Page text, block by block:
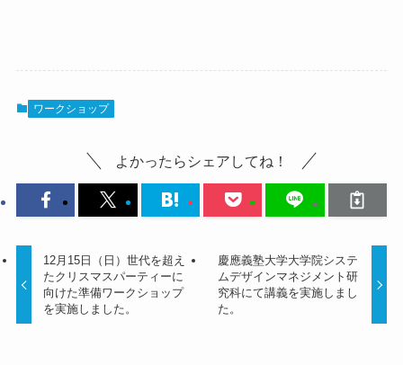
ワークショップ
よかったらシェアしてね！
12月15日（日）世代を超え
たクリスマスパーティーに
向けた準備ワークショップ
を実施しました。
慶應義塾大学大学院システ
ムデザインマネジメント研
究科にて講義を実施しまし
た。